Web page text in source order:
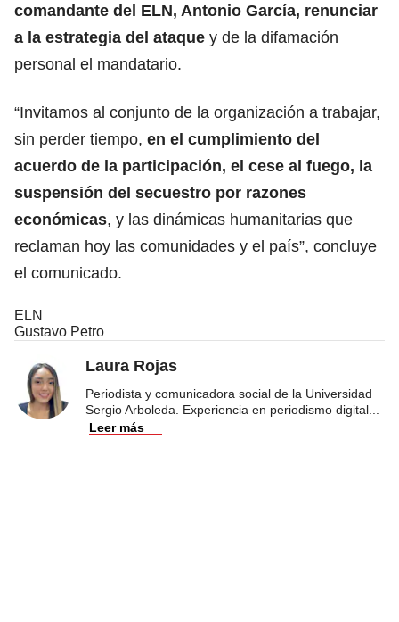
comandante del ELN, Antonio García, renunciar
a la estrategia del ataque y de la difamación
personal el mandatario.
“Invitamos al conjunto de la organización a trabajar,
sin perder tiempo, en el cumplimiento del
acuerdo de la participación, el cese al fuego, la
suspensión del secuestro por razones
económicas, y las dinámicas humanitarias que
reclaman hoy las comunidades y el país”, concluye
el comunicado.
ELN
Gustavo Petro
Laura Rojas
Periodista y comunicadora social de la Universidad
Sergio Arboleda. Experiencia en periodismo digital
Leer más